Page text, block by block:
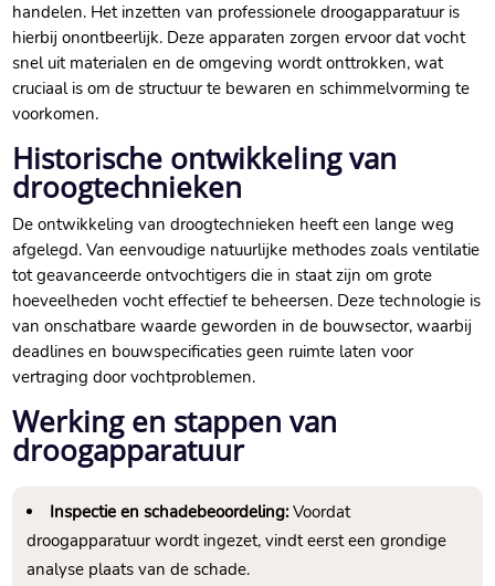
handelen.​ Het inzetten van professionele droogapparatuur is
hierbij onontbeerlijk.​ Deze apparaten zorgen ervoor dat vocht
snel uit materialen en de omgeving wordt onttrokken, wat
cruciaal is om de structuur te bewaren en schimmelvorming te
voorkomen.​
Historische ontwikkeling van
droogtechnieken
De ontwikkeling van droogtechnieken heeft een lange weg
afgelegd.​ Van eenvoudige natuurlijke methodes zoals ventilatie
tot geavanceerde ontvochtigers die in staat zijn om grote
hoeveelheden vocht effectief te beheersen.​ Deze technologie is
van onschatbare waarde geworden in de bouwsector, waarbij
deadlines en bouwspecificaties geen ruimte laten voor
vertraging door vochtproblemen.​
Werking en stappen van
droogapparatuur
Inspectie en schadebeoordeling:Voordat
droogapparatuur wordt ingezet, vindt eerst een grondige
analyse plaats van de schade.​